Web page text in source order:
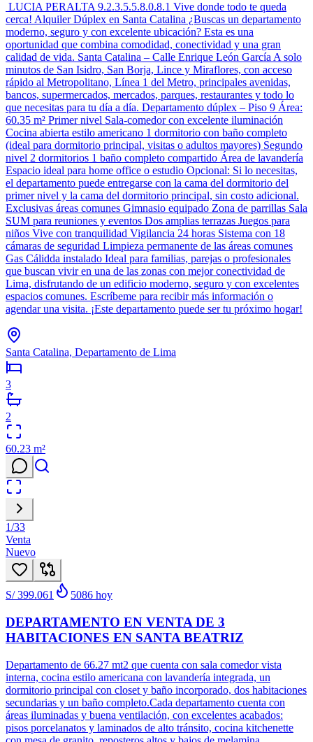
LUCIA PERALTA 9.2.3.5.5.8.0.8.1 Vive donde todo te queda
cerca! Alquiler Dúplex en Santa Catalina ¿Buscas un departamento
moderno, seguro y con excelente ubicación? Esta es una
oportunidad que combina comodidad, conectividad y una gran
calidad de vida. Santa Catalina – Calle Enrique León García A solo
minutos de San Isidro, San Borja, Lince y Miraflores, con acceso
rápido al Metropolitano, Línea 1 del Metro, principales avenidas,
bancos, supermercados, mercados, parques, restaurantes y todo lo
que necesitas para tu día a día. Departamento dúplex – Piso 9 Área:
60.35 m² Primer nivel Sala-comedor con excelente iluminación
Cocina abierta estilo americano 1 dormitorio con baño completo
(ideal para dormitorio principal, visitas o adultos mayores) Segundo
nivel 2 dormitorios 1 baño completo compartido Área de lavandería
Espacio ideal para home office o estudio Opcional: Si lo necesitas,
el departamento puede entregarse con la cama del dormitorio del
primer nivel y la cama del dormitorio principal, sin costo adicional.
Exclusivas áreas comunes Gimnasio equipado Zona de parrillas Sala
SUM para reuniones y eventos Dos amplias terrazas Juegos para
niños Vive con tranquilidad Vigilancia 24 horas Sistema con 18
cámaras de seguridad Limpieza permanente de las áreas comunes
Gas Cálidda instalado Ideal para familias, parejas o profesionales
que buscan vivir en una de las zonas con mejor conectividad de
Lima, disfrutando de un edificio moderno, seguro y con excelentes
espacios comunes. Escríbeme para recibir más información o
agendar una visita. ¡Este departamento puede ser tu próximo hogar!
Santa Catalina, Departamento de Lima
3
2
60.23 m²
1/33
Venta
Nuevo
S/ 399.061 5086 hoy
DEPARTAMENTO EN VENTA DE 3
HABITACIONES EN SANTA BEATRIZ
Departamento de 66.27 mt2 que cuenta con sala comedor vista
interna, cocina estilo americana con lavandería integrada, un
dormitorio principal con closet y baño incorporado, dos habitaciones
secundarias y un baño completo.Cada departamento cuenta con
áreas iluminadas y buena ventilación, con excelentes acabados:
pisos porcelanatos y laminados de alto tránsito, cocina kitchenette